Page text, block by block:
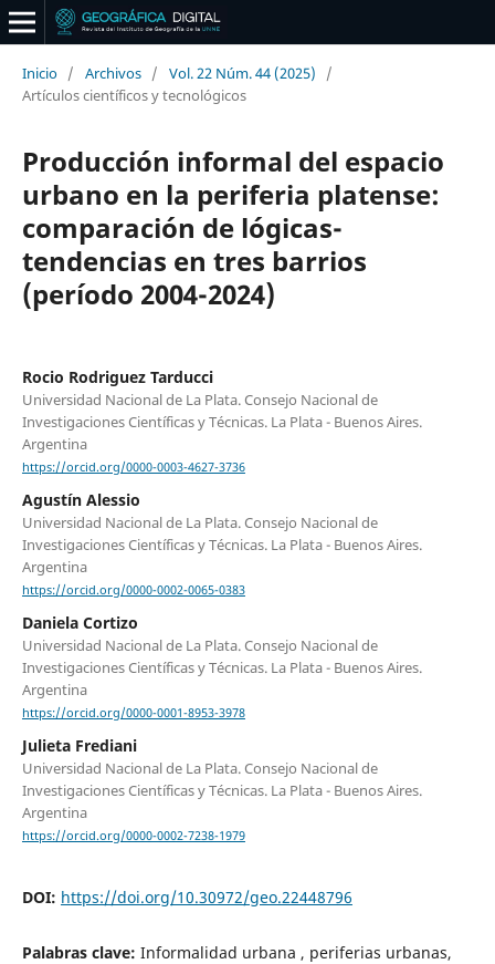
Inicio / Archivos / Vol. 22 Núm. 44 (2025)
/
Artículos científicos y tecnológicos
Producción informal del espacio
urbano en la periferia platense:
comparación de lógicas-
tendencias en tres barrios
(período 2004-2024)
Rocio Rodriguez Tarducci
Universidad Nacional de La Plata. Consejo Nacional de
Investigaciones Científicas y Técnicas. La Plata - Buenos Aires.
Argentina
https://orcid.org/0000-0003-4627-3736
Agustín Alessio
Universidad Nacional de La Plata. Consejo Nacional de
Investigaciones Científicas y Técnicas. La Plata - Buenos Aires.
Argentina
https://orcid.org/0000-0002-0065-0383
Daniela Cortizo
Universidad Nacional de La Plata. Consejo Nacional de
Investigaciones Científicas y Técnicas. La Plata - Buenos Aires.
Argentina
https://orcid.org/0000-0001-8953-3978
Julieta Frediani
Universidad Nacional de La Plata. Consejo Nacional de
Investigaciones Científicas y Técnicas. La Plata - Buenos Aires.
Argentina
https://orcid.org/0000-0002-7238-1979
DOI: https://doi.org/10.30972/geo.22448796
Palabras clave: Informalidad urbana , periferias urbanas,